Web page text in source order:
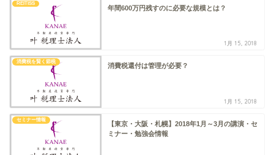
REITISS
年間600万円残すのに必要な規模とは？
1月 15, 2018
消費税を賢く節税
消費税還付は管理が必要？
1月 15, 2018
セミナー情報
【東京・大阪・札幌】2018年1月～3月の講演・セ
ミナー・勉強会情報